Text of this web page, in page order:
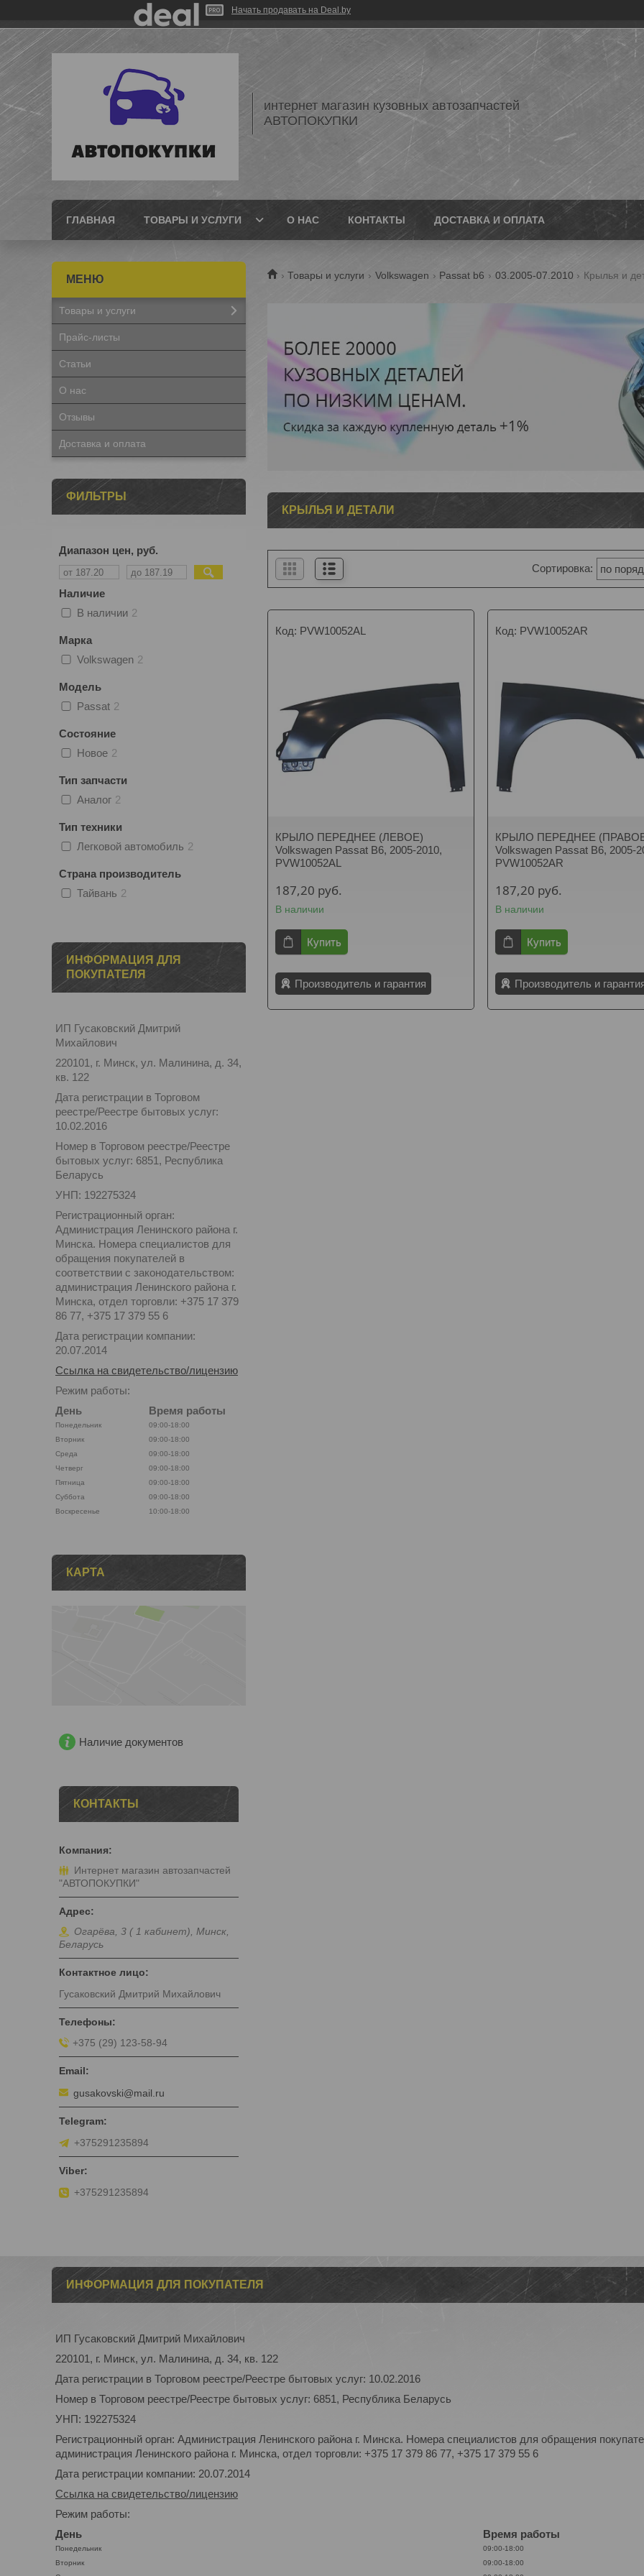
Начать продавать на Deal.by
интернет магазин кузовных автозапчастей
АВТОПОКУПКИ
ГЛАВНАЯ ТОВАРЫ И УСЛУГИ О НАС КОНТАКТЫ ДОСТАВКА И ОПЛАТА
Товары и услуги Volkswagen Passat b6 03.2005-07.2010 Крылья и
КРЫЛЬЯ И ДЕТАЛИ
PVW10052AL
КРЫЛО ПЕРЕДНЕЕ (ЛЕВОЕ)
Volkswagen Passat B6, 2005-2010,
PVW10052AL
187,20 руб.
В наличии
Купить
Производитель и гарантия
PVW10052AR
КРЫЛО ПЕРЕДНЕЕ
Volkswagen Passat B6, 2005-
PVW10052AR
187,20 руб.
В наличии
Купить
Производитель и
Товары и услуги
Прайс-листы
Статьи
О нас
Отзывы
Доставка и оплата
ФИЛЬТРЫ
Диапазон цен, руб.
Наличие
В наличии 2
Марка
Volkswagen 2
Модель
Passat 2
Состояние
Новое 2
Тип запчасти
Аналог 2
Тип техники
Легковой автомобиль 2
Страна производитель
Тайвань 2
ИНФОРМАЦИЯ ДЛЯ
ПОКУПАТЕЛЯ
ИП Гусаковский Дмитрий
Михайлович
220101, г. Минск, ул. Малинина, д. 34,
кв. 122
Дата регистрации в Торговом
реестре/Реестре бытовых услуг:
10.02.2016
Номер в Торговом реестре/Реестре
бытовых услуг: 6851, Республика
Беларусь
УНП: 192275324
Регистрационный орган:
Администрация Ленинского района г.
Минска. Номера специалистов для
обращения покупателей в
соответствии с законодательством:
администрация Ленинского района г.
Минска, отдел торговли: +375 17 379
86 77, +375 17 379 55 6
Дата регистрации компании:
20.07.2014
Ссылка на свидетельство/лицензию
Режим работы:
День
Время работы
Понедельник
09:00-18:00
Вторник
09:00-18:00
Среда
09:00-18:00
Четверг
09:00-18:00
Пятница
09:00-18:00
Суббота
09:00-18:00
Воскресенье
10:00-18:00
КАРТА
Наличие документов
КОНТАКТЫ
Интернет магазин автозапчастей
"АВТОПОКУПКИ"
Огарёва, 3 ( 1 кабинет), Минск,
Беларусь
Гусаковский Дмитрий Михайлович
+375 (29) 123-58-94
gusakovski@mail.ru
+375291235894
+375291235894
ИНФОРМАЦИЯ ДЛЯ ПОКУПАТЕЛЯ
ИП Гусаковский Дмитрий Михайлович
220101, г. Минск, ул. Малинина, д. 34, кв. 122
Дата регистрации в Торговом реестре/Реестре бытовых услуг: 10.02.2016
Номер в Торговом реестре/Реестре бытовых услуг: 6851, Республика Беларусь
УНП: 192275324
Регистрационный орган: Администрация Ленинского района г. Минска. Номера специалистов для обращения
администрация Ленинского района г. Минска, отдел торговли: +375 17 379 86 77, +375 17 379 55 6
Дата регистрации компании: 20.07.2014
Ссылка на свидетельство/лицензию
Режим работы:
День
Время работы
Понедельник
09:00-18:00
Вторник
09:00-18:00